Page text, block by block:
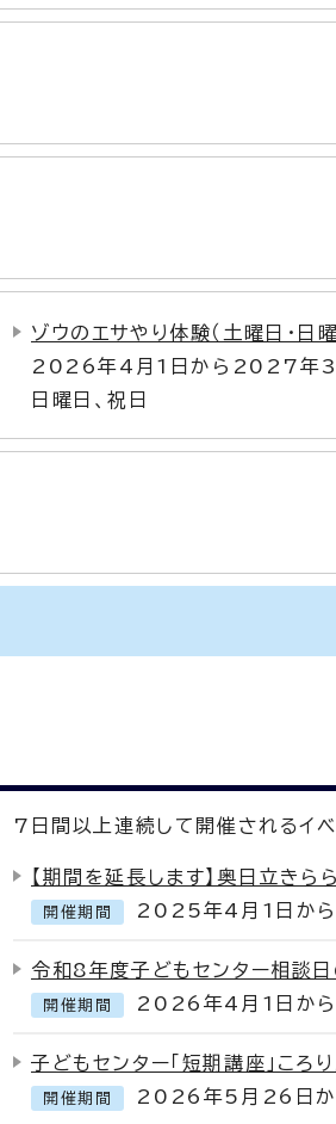
ゾウのエサやり体験（土曜日・日曜
2026年4月1日から2027年3
日曜日、祝日
7 日間以上連続して開催されるイベ
【期間を延長します】奥日立き
開催期間 2025年4月1日か
令和8年度子どもセンター相談
開催期間 2026年4月1日か
子どもセンター「短期講座」ころ
開催期間 2026年5月26日